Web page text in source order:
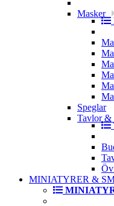
Masker
Speglar
Tavlor &
MINIATYRER &